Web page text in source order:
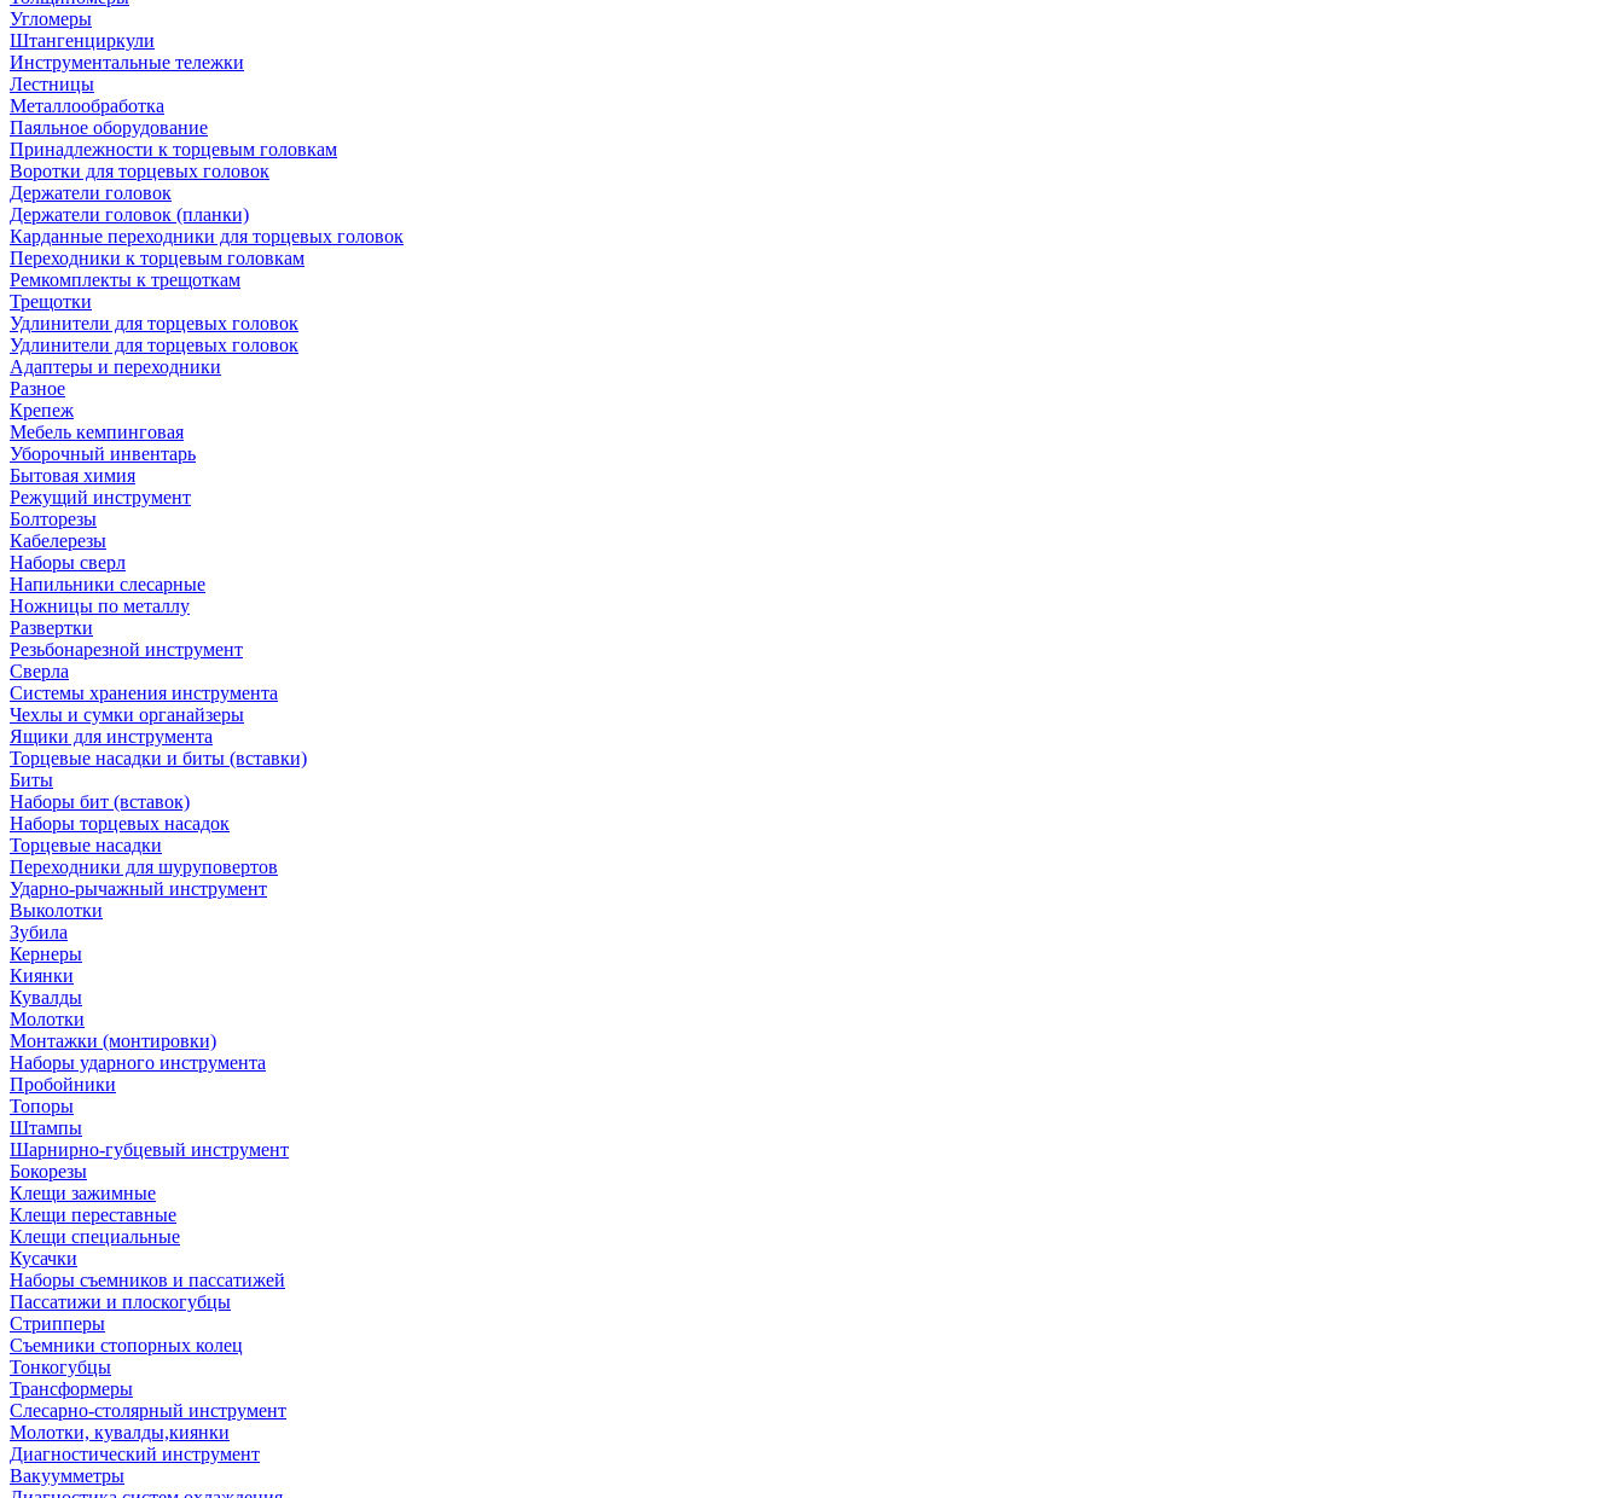
Угломеры
Штангенциркули
Инструментальные тележки
Лестницы
Металлообработка
Паяльное оборудование
Принадлежности к торцевым головкам
Воротки для торцевых головок
Держатели головок
Держатели головок (планки)
Карданные переходники для торцевых головок
Переходники к торцевым головкам
Ремкомплекты к трещоткам
Трещотки
Удлинители для торцевых головок
Удлинители для торцевых головок
Адаптеры и переходники
Разное
Крепеж
Мебель кемпинговая
Уборочный инвентарь
Бытовая химия
Режущий инструмент
Болторезы
Кабелерезы
Наборы сверл
Напильники слесарные
Ножницы по металлу
Развертки
Резьбонарезной инструмент
Сверла
Системы хранения инструмента
Чехлы и сумки органайзеры
Ящики для инструмента
Торцевые насадки и биты (вставки)
Биты
Наборы бит (вставок)
Наборы торцевых насадок
Торцевые насадки
Переходники для шуруповертов
Ударно-рычажный инструмент
Выколотки
Зубила
Кернеры
Киянки
Кувалды
Молотки
Монтажки (монтировки)
Наборы ударного инструмента
Пробойники
Топоры
Штампы
Шарнирно-губцевый инструмент
Бокорезы
Клещи зажимные
Клещи переставные
Клещи специальные
Кусачки
Наборы съемников и пассатижей
Пассатижи и плоскогубцы
Стрипперы
Съемники стопорных колец
Тонкогубцы
Трансформеры
Слесарно-столярный инструмент
Молотки, кувалды,киянки
Диагностический инструмент
Вакуумметры